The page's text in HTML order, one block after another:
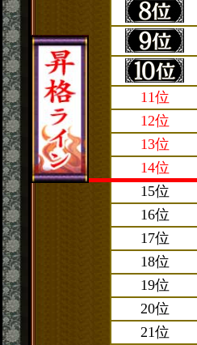
11位
12位
13位
14位
15位
16位
17位
18位
19位
20位
21位